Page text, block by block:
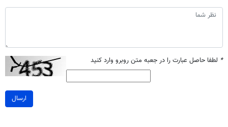
* لطفا حاصل عبارت را در جعبه متن روبرو وارد کنید
ارسال